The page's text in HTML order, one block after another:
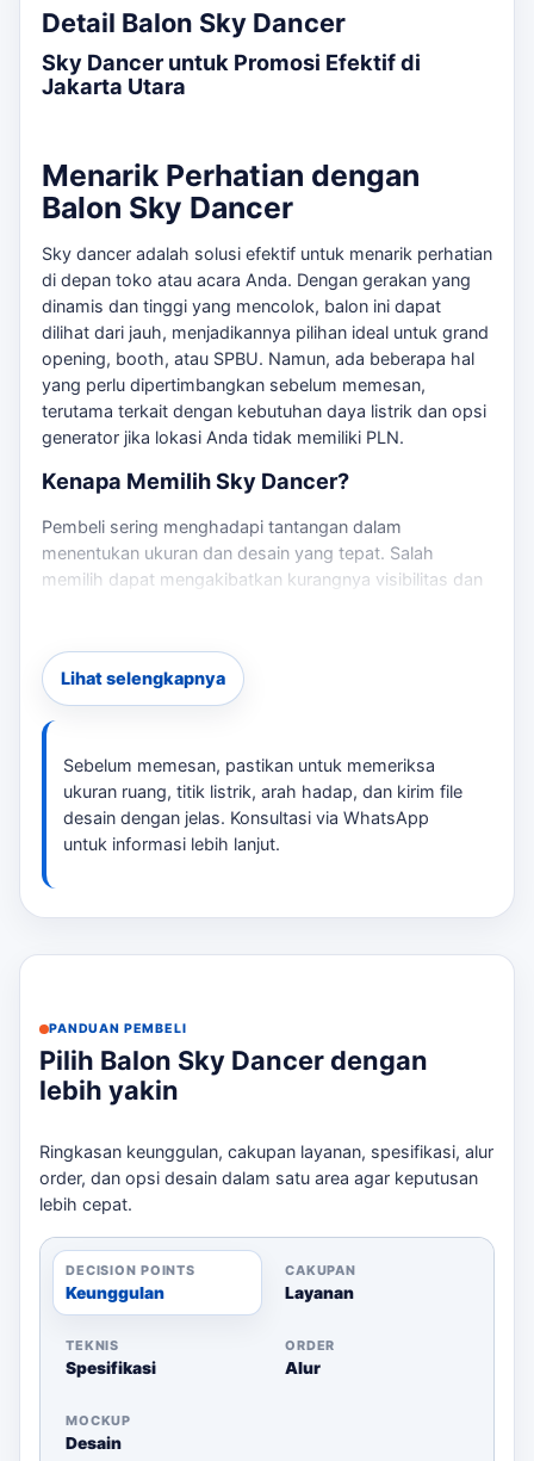
Detail Balon Sky Dancer
Sky Dancer untuk Promosi Efektif di
Jakarta Utara
Menarik Perhatian dengan
Balon Sky Dancer
Sky dancer adalah solusi efektif untuk menarik perhatian
di depan toko atau acara Anda. Dengan gerakan yang
dinamis dan tinggi yang mencolok, balon ini dapat
dilihat dari jauh, menjadikannya pilihan ideal untuk grand
opening, booth, atau SPBU. Namun, ada beberapa hal
yang perlu dipertimbangkan sebelum memesan,
terutama terkait dengan kebutuhan daya listrik dan opsi
generator jika lokasi Anda tidak memiliki PLN.
Kenapa Memilih Sky Dancer?
Pembeli sering menghadapi tantangan dalam
menentukan ukuran dan desain yang tepat. Salah
memilih dapat mengakibatkan kurangnya visibilitas dan
memastikan Anda mendapatkan produk yang sesuai
dengan kebutuhan Anda. Jika kebutuhan berkembang
ke layanan terkait,balon sky dancer
pembaca menjaga brief tetap selaras dengan target
promosi.
Detail Pemesanan
Untuk memesan, Anda perlu memberikan informasi
seperti ukuran, desain logo, dan deadline. Kami juga
optimal. Berikut adalah langkah-langkah untuk
lain sebelum finalisasi kebutuhan.
Konsultasi kebutuhan melalui WhatsApp.
Kirim file logo dan brief event.
Konfirmasi harga dan waktu produksi.
Pengiriman dan pemasangan.
Dengan proses yang mudah ini, Anda akan
mendapatkan sky dancer yang siap menarik perhatian
pelanggan Anda! Sebagai pembanding internal,
melihat opsi layanan lain sebelum finalisasi kebutuhan.
Lihat selengkapnya
Sebelum memesan, pastikan untuk memeriksa
ukuran ruang, titik listrik, arah hadap, dan kirim file
desain dengan jelas. Konsultasi via WhatsApp
untuk informasi lebih lanjut.
PANDUAN PEMBELI
Pilih Balon Sky Dancer dengan
lebih yakin
Ringkasan keunggulan, cakupan layanan, spesifikasi, alur
order, dan opsi desain dalam satu area agar keputusan
lebih cepat.
DECISION POINTS
Keunggulan
CAKUPAN
Layanan
TEKNIS
Spesifikasi
ORDER
Alur
MOCKUP
Desain